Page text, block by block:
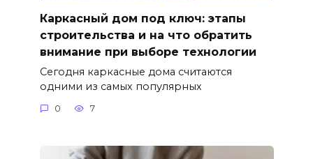
Каркасный дом под ключ: этапы
строительства и на что обратить
внимание при выборе технологии
Сегодня каркасные дома считаются
одними из самых популярных
0 7